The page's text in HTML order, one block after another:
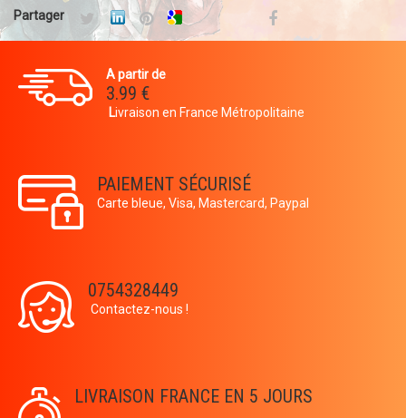
Partager
A partir de
3.99 €
Livraison en France Métropolitaine
PAIEMENT SÉCURISÉ
Carte bleue, Visa, Mastercard, Paypal
0754328449
Contactez-nous !
LIVRAISON FRANCE EN 5 JOURS